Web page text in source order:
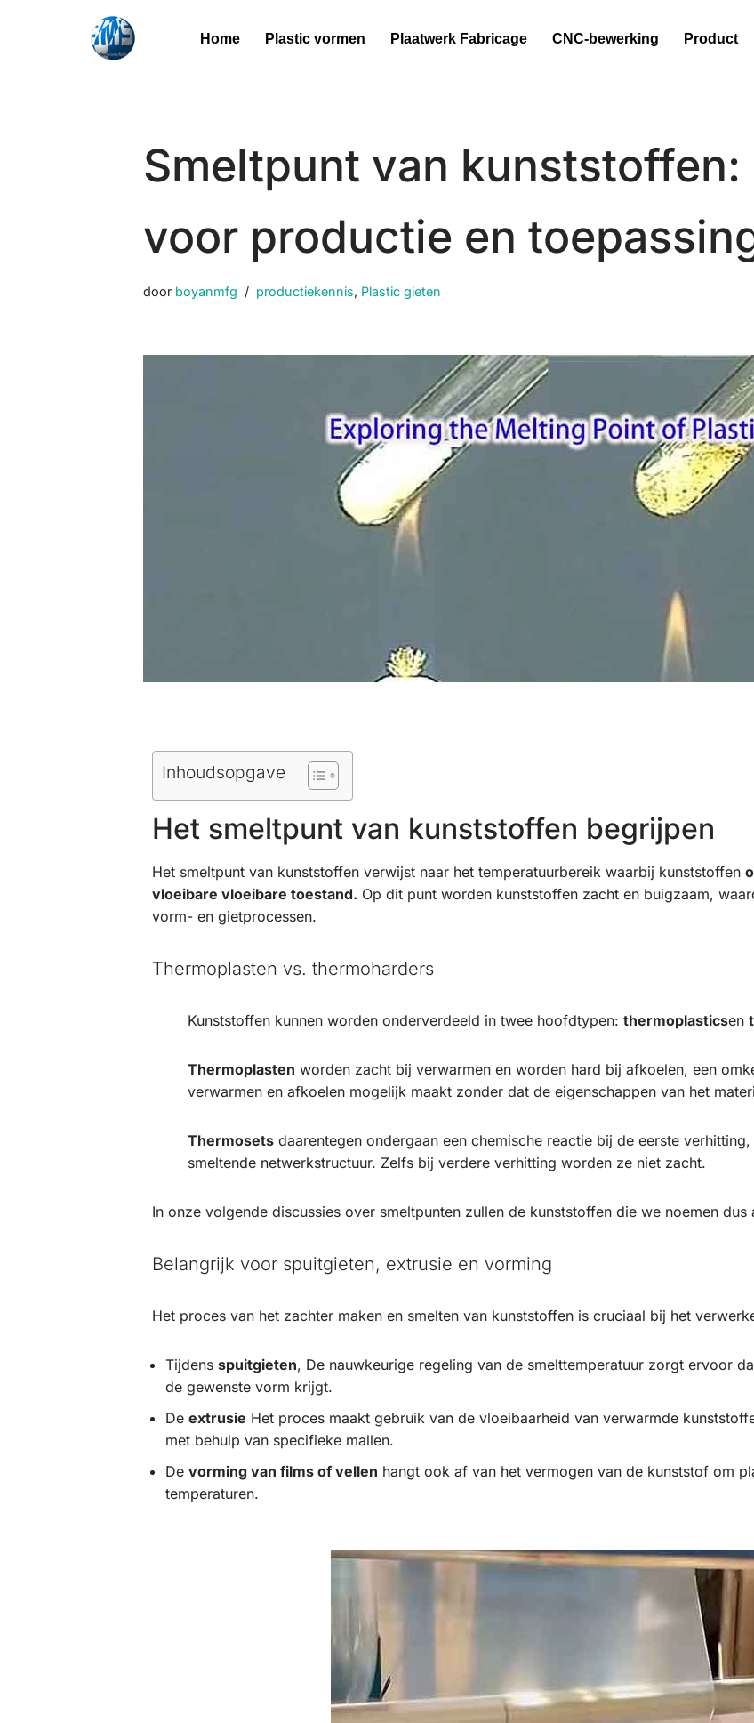
Home Plastic vormen Plaatwerk Fabricage CNC-bewerking Product
Smeltpunt van
voor productie en
door boyanmfg productiekennis, Plastic gieten
Inhoudsopgave
Het smeltpunt van kunststoffen begrijpen
Het smeltpunt van kunststoffen verwijst naar het temperatuurbereik waarbij kunststoffen
vloeibare vloeibare toestand. Op dit punt worden kunststoffen zacht en buigzaam,
vorm- en gietprocessen.
Thermoplasten vs. thermoharders
Kunststoffen kunnen worden onderverdeeld in twee hoofdtypen: thermoplasticsen
Thermoplasten worden zacht bij verwarmen en worden hard bij afkoelen, een
verwarmen en afkoelen mogelijk maakt zonder dat de eigenschappen van het
Thermosetsdaarentegen ondergaan een chemische reactie bij de eerste
smeltende netwerkstructuur. Zelfs bij verdere verhitting worden ze niet zacht.
In onze volgende discussies over smeltpunten zullen de kunststoffen die we noemen dus
Belangrijk voor spuitgieten, extrusie en vorming
Het proces van het zachter maken en smelten van kunststoffen is cruciaal bij het
Tijdens spuitgieten, De nauwkeurige regeling van de smelttemperatuur zorgt ervoor
de gewenste vorm krijgt.
De extrusie Het proces maakt gebruik van de vloeibaarheid van verwarmde
met behulp van specifieke mallen.
De vorming van films of vellen hangt ook af van het vermogen van de kunststof om
temperaturen.